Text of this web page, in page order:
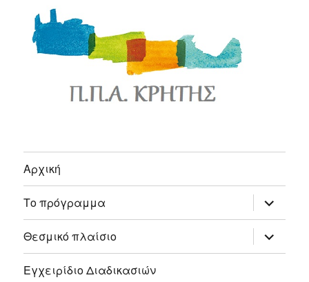
Αρχική
Το πρόγραμμα
expand
child
menu
Θεσμικό πλαίσιο
expand
child
menu
Εγχειρίδιο Διαδικασιών